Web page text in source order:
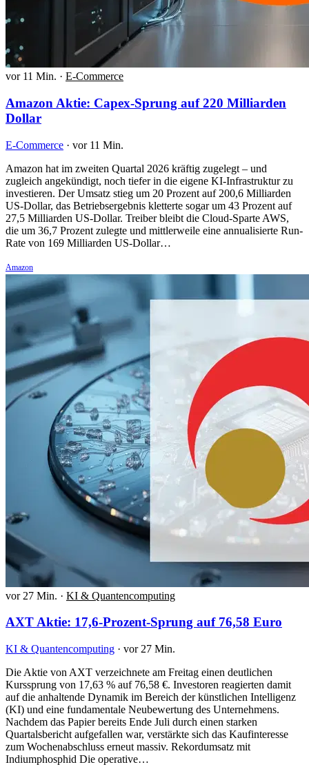
vor 11 Min. · E-Commerce
Amazon Aktie: Capex-Sprung auf 220 Milliarden
Dollar
E-Commerce · vor 11 Min.
Amazon hat im zweiten Quartal 2026 kräftig zugelegt – und
zugleich angekündigt, noch tiefer in die eigene KI-Infrastruktur zu
investieren. Der Umsatz stieg um 20 Prozent auf 200,6 Milliarden
US-Dollar, das Betriebsergebnis kletterte sogar um 43 Prozent auf
27,5 Milliarden US-Dollar. Treiber bleibt die Cloud-Sparte AWS,
die um 36,7 Prozent zulegte und mittlerweile eine annualisierte Run-
Rate von 169 Milliarden US-Dollar…
Amazon
vor 27 Min. · KI & Quantencomputing
AXT Aktie: 17,6-Prozent-Sprung auf 76,58 Euro
KI & Quantencomputing · vor 27 Min.
Die Aktie von AXT verzeichnete am Freitag einen deutlichen
Kurssprung von 17,63 % auf 76,58 €. Investoren reagierten damit
auf die anhaltende Dynamik im Bereich der künstlichen Intelligenz
(KI) und eine fundamentale Neubewertung des Unternehmens.
Nachdem das Papier bereits Ende Juli durch einen starken
Quartalsbericht aufgefallen war, verstärkte sich das Kaufinteresse
zum Wochenabschluss erneut massiv. Rekordumsatz mit
Indiumphosphid Die operative…